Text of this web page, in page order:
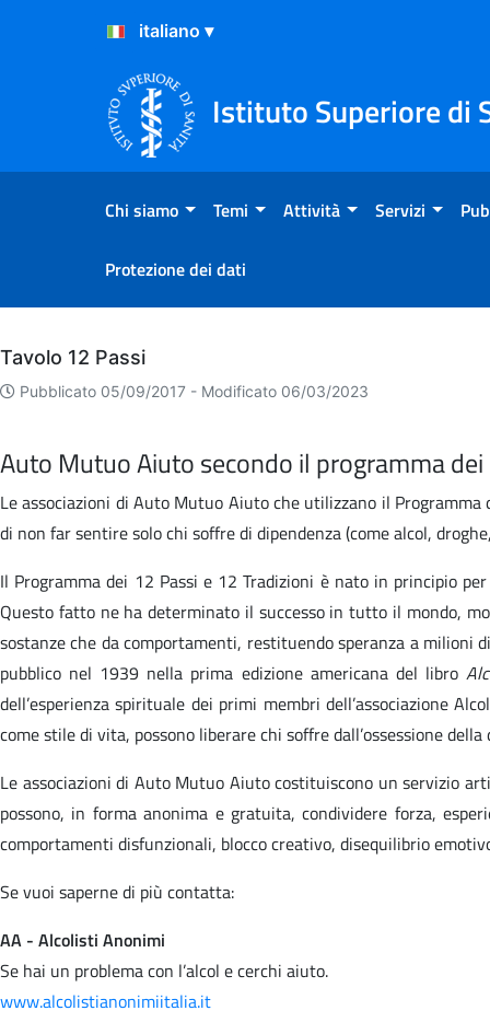
Salta al Contenuto
Salta al Footer
Istituto Superiore di
Chi siamo Temi Attività Servizi
Protezione dei dati
Archivio
Tavolo 12 Passi
Pubblicato 05/09/2017 - Modificato 06/03/2023
Auto Mutuo Aiuto secondo il programma dei
Le associazioni di Auto Mutuo Aiuto che utilizzano il
di non far sentire solo chi soffre di dipendenza (come alcol,
Il Programma dei 12 Passi e 12 Tradizioni è nato in principio
Questo fatto ne ha determinato il successo in tutto il mondo,
sostanze che da comportamenti, restituendo speranza a milioni
pubblico nel 1939 nella prima edizione americana del libro
dell’esperienza spirituale dei primi membri dell’associazione
come stile di vita, possono liberare chi soffre dall’ossessione
Le associazioni di Auto Mutuo Aiuto costituiscono un servizio
possono, in forma anonima e gratuita, condividere forza,
comportamenti disfunzionali, blocco creativo, disequilibrio
Se vuoi saperne di più contatta:
AA - Alcolisti Anonimi
Se hai un problema con l’alcol e cerchi aiuto.
www.alcolistianonimiitalia.it